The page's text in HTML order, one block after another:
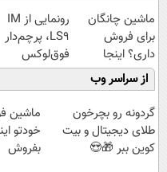
ماشین چانگان
برای فروش
داری؟ اینجا
سریع بفروشش
رونمایی از IM
LS9، پرچم‌دار
فوق‌لوکس
EREV وارد بازار
ایران شد
از سراسر وب
گردونه رو بچرخون
طلای دیجیتال و بیت
کوین ببر 🎁😍
خودتو
بفروش